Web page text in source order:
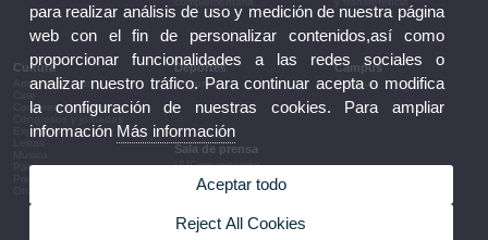
Cultura
Artes escénicas
Conferencias y debates
Congresos y jornadas
Exposiciones
Patrimonio
Deportes
Deportes
Campus
Campus
Sala de prensa
UVComunicación
Notas de prensa
Agenda de gobierno
Información corporativa
para realizar análisis de uso y medición de nuestra página
web con el fin de personalizar contenidos,así como
proporcionar funcionalidades a las redes sociales o
analizar nuestro tráfico. Para continuar acepta o modifica
la configuración de nuestras cookies. Para ampliar
información Más información
Aceptar todo
Reject All Cookies